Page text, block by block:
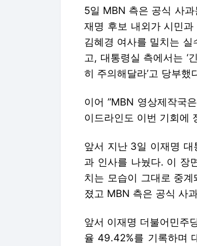
5일 MBN 측은 공식 사
재명 후보 내외가 시민
김혜경 여사를 밀치는 실
고, 대통령실 측에서는 ‘
히 주의해달라’고 당부했
이어 ”MBN 영상제작국
이드라인도 이번 기회에
앞서 지난 3일 이재명
과 인사를 나눴다. 이 장
치는 모습이 그대로 중
졌고 MBN 측은 공식 사
앞서 이재명 더불어민주
율 49.42%를 기록하며